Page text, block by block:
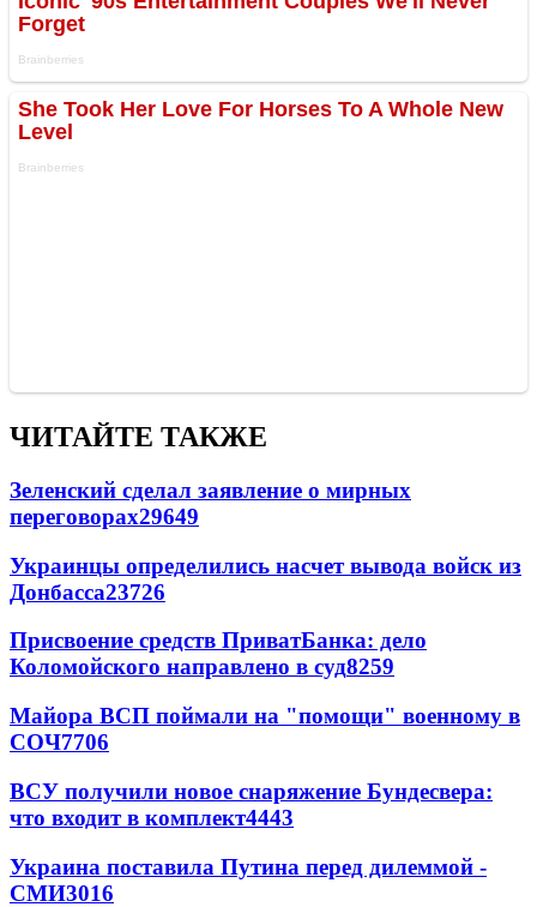
ЧИТАЙТЕ ТАКЖЕ
Зеленский сделал заявление о мирных
переговорах29649
Украинцы определились насчет вывода войск из
Донбасса23726
Присвоение средств ПриватБанка: дело
Коломойского направлено в суд8259
Майора ВСП поймали на "помощи" военному в
СОЧ7706
ВСУ получили новое снаряжение Бундесвера:
что входит в комплект4443
Украина поставила Путина перед дилеммой -
СМИ3016